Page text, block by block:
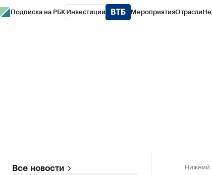
Подписка на РБК Инвестиции МероприятияОтрасли
Все новости Нижний